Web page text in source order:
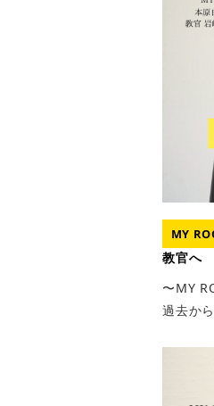
MY
教官へ
〜MY
過去か